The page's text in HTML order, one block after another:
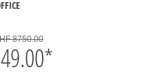
8750.00
*